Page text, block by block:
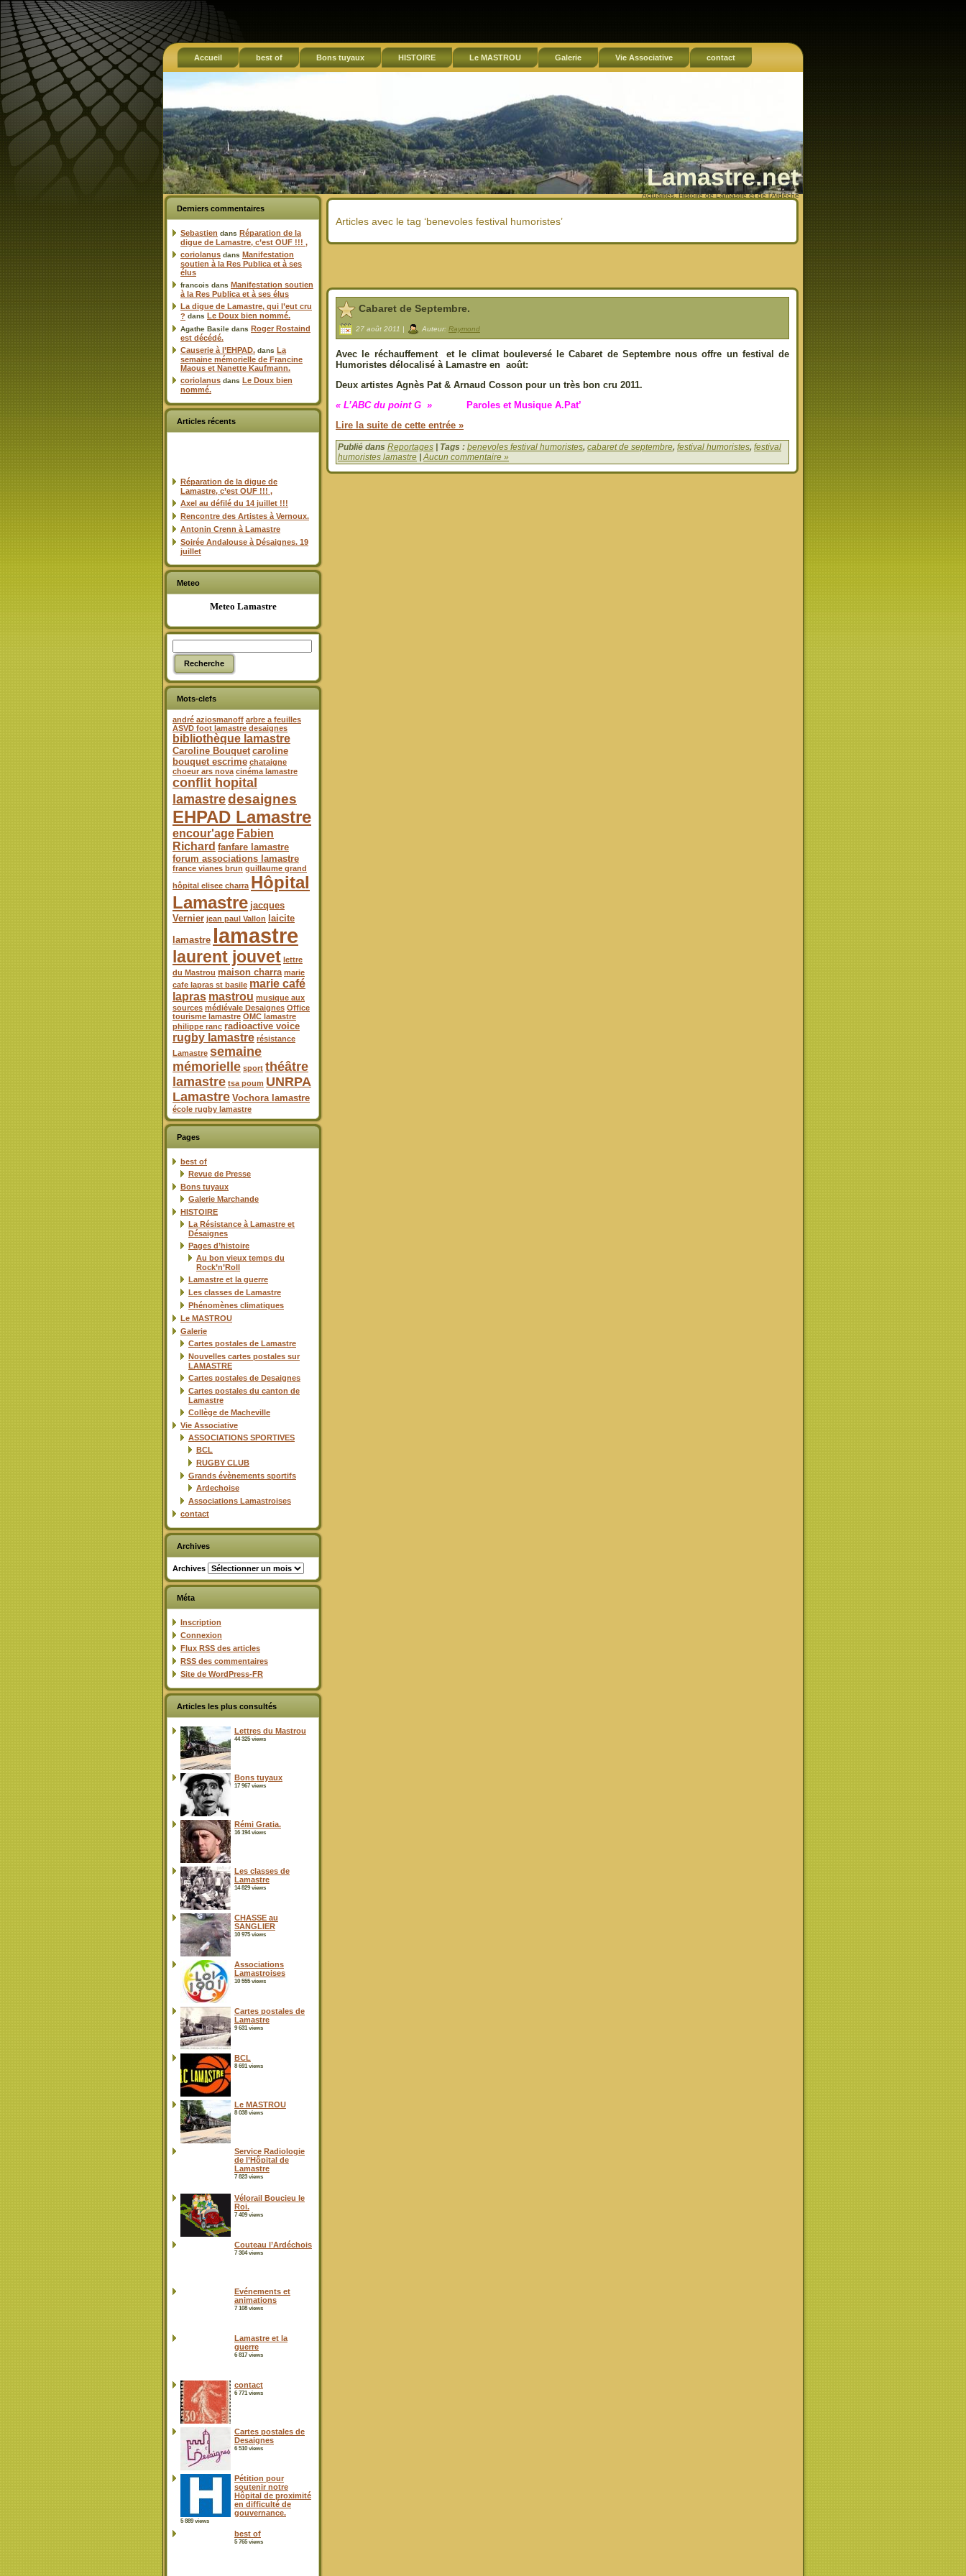
Accueil best of Bons tuyaux HISTOIRE Le MASTROU Galerie Vie Associative contact
Lamastre.net
Actualités, Histoire de Lamastre et de l'Ardèche
Derniers commentaires
Sebastien dans Réparation de la
digue de Lamastre, c’est OUF !!! ,
coriolanus dans Manifestation
soutien à la Res Publica et à ses
élus
francois dans Manifestation soutien
à la Res Publica et à ses élus
La digue de Lamastre, qui l’eut cru
? dans Le Doux bien nommé.
Agathe Basile dans Roger Rostaind
est décédé.
Causerie à l’EHPAD. dans La
semaine mémorielle de Francine
Maous et Nanette Kaufmann.
coriolanus dans Le Doux bien
nommé.
Articles récents
Réparation de la digue de
Lamastre, c’est OUF !!! ,
Axel au défilé du 14 juillet !!!
Rencontre des Artistes à Vernoux.
Antonin Crenn à Lamastre
Soirée Andalouse à Désaignes. 19
juillet
Meteo
Meteo Lamastre
Mots-clefs
andré aziosmanoff arbre a feuilles
ASVD foot lamastre desaignes
bibliothèque lamastre
Caroline Bouquet caroline
bouquet escrime chataigne
choeur ars nova cinéma lamastre
conflit hopital
lamastredesaignes
EHPAD Lamastre
encour'age Fabien
Richard fanfare lamastre
forum associations lamastre
france vianes brun guillaume grand
hôpital elisee charra Hôpital
Lamastre jacques
Vernier jean paul Vallon
laicite
lamastre lamastre
laurent jouvet lettre
du Mastrou maison charra marie
cafe lapras st basile marie café
lapras mastrou musique aux
sources médiévale Desaignes Office
tourisme lamastre OMC lamastre
philippe ranc radioactive voice
rugby lamastre résistance
Lamastre semaine
mémorielle sport théâtre
lamastre tsa poum UNRPA
Lamastre Vochora lamastre
école rugby lamastre
Pages
best of
Revue de Presse
Bons tuyaux
Galerie Marchande
HISTOIRE
La Résistance à Lamastre et
Désaignes
Pages d’histoire
Au bon vieux temps du
Rock’n’Roll
Lamastre et la guerre
Les classes de Lamastre
Phénomènes climatiques
Le MASTROU
Galerie
Cartes postales de Lamastre
Nouvelles cartes postales sur
LAMASTRE
Cartes postales de Desaignes
Cartes postales du canton de
Lamastre
Collège de Macheville
Vie Associative
ASSOCIATIONS SPORTIVES
BCL
RUGBY CLUB
Grands évènements sportifs
Ardechoise
Associations Lamastroises
contact
Archives
Archives
Méta
Inscription
Connexion
Flux RSS des articles
RSS des commentaires
Site de WordPress-FR
Articles les plus consultés
Lettres du Mastrou
44 325 views
Bons tuyaux
17 967 views
Rémi Gratia.
16 194 views
Les classes de
Lamastre
14 829 views
CHASSE au
SANGLIER
10 975 views
Associations
Lamastroises
10 555 views
Cartes postales de
Lamastre
9 631 views
BCL
8 691 views
Le MASTROU
8 038 views
Service Radiologie
de l’Hôpital de
Lamastre
7 823 views
Vélorail Boucieu le
Roi.
7 409 views
Couteau l’Ardéchois
7 304 views
Evénements et
animations
7 108 views
Lamastre et la
guerre
6 817 views
contact
6 771 views
Cartes postales de
Desaignes
6 510 views
Pétition pour
soutenir notre
Hôpital de proximité
en difficulté de
gouvernance.
5 889 views
best of
5 765 views
Articles avec le tag ‘benevoles festival humoristes’
Cabaret de Septembre.
27 août 2011 | Auteur: Raymond
Avec le réchauffement et le climat bouleversé le Cabaret de Septembre nous offre un festival de
Humoristes délocalisé à Lamastre en août:
Deux artistes Agnès Pat & Arnaud Cosson pour un très bon cru 2011.
« L’ABC du point G »
Paroles et Musique A.Pat’
Lire la suite de cette entrée »
Publié dans Reportages | Tags : benevoles festival humoristes, cabaret de septembre, festival humoristes, festival
humoristes lamastre |Aucun commentaire »